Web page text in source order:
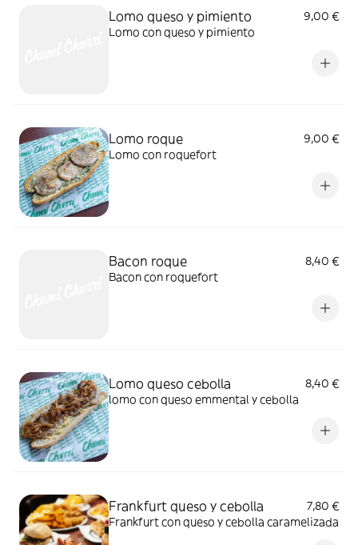
Lomo queso y pimiento
9,00 €
Lomo con queso y pimiento
Lomo roque
9,00 €
Lomo con roquefort
Bacon roque
8,40 €
Bacon con roquefort
Lomo queso cebolla
8,40 €
lomo con queso emmental y cebolla
Frankfurt queso y cebolla
7,80 €
Frankfurt con queso y cebolla caramelizada